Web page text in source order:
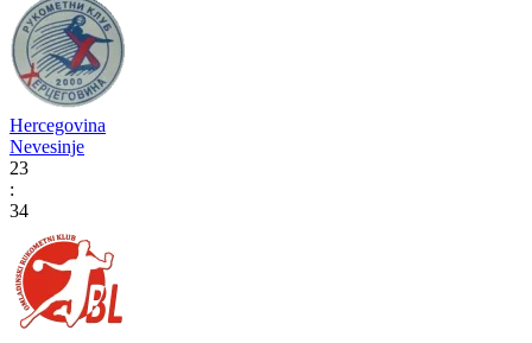
Hercegovina
Nevesinje
23
:
34